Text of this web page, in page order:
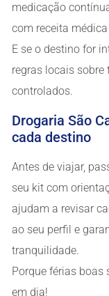
medicação
com receita
E se o destino for
regras locais
controlados.
Drogaria São
cada destino
Antes de viajar,
seu kit com
ajudam a revisar
ao seu perfil e
tranquilidade.
Porque férias boas
em dia!